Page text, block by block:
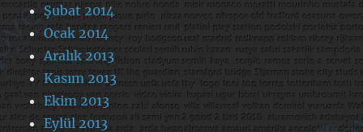
Şubat 2014
Ocak 2014
Aralık 2013
Kasım 2013
Ekim 2013
Eylül 2013